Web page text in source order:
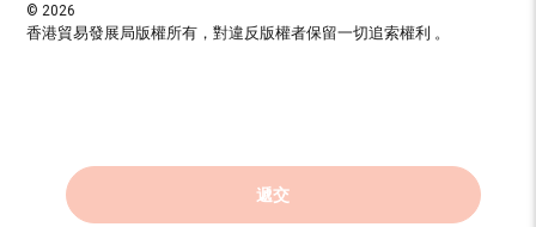
遞交
© 2026
香港貿易發展局版權所有，對違反版權者保留一切追索權利 。